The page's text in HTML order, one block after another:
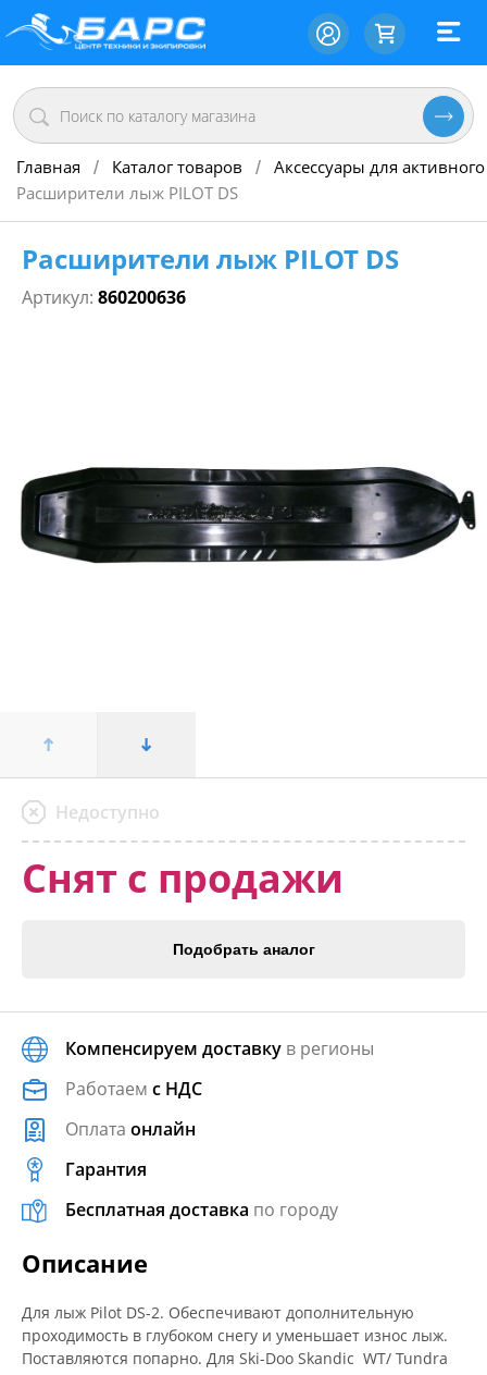
Главная / Каталог товаров / Аксессуары для
Расширители лыж PILOT DS
Расширители лыж PILOT DS
Артикул: 860200636
Недоступно
Снят с продажи
Подобрать аналог
Компенсируем доставку в регионы
Работаем с НДС
Оплата онлайн
Гарантия
Бесплатная доставка по городу
Описание
Для лыж Pilot DS-2. Обеспечивают дополнительную
проходимость в глубоком снегу и уменьшает износ лыж.
Поставляются попарно. Для Ski-Doo Skandic WT/ Tundra